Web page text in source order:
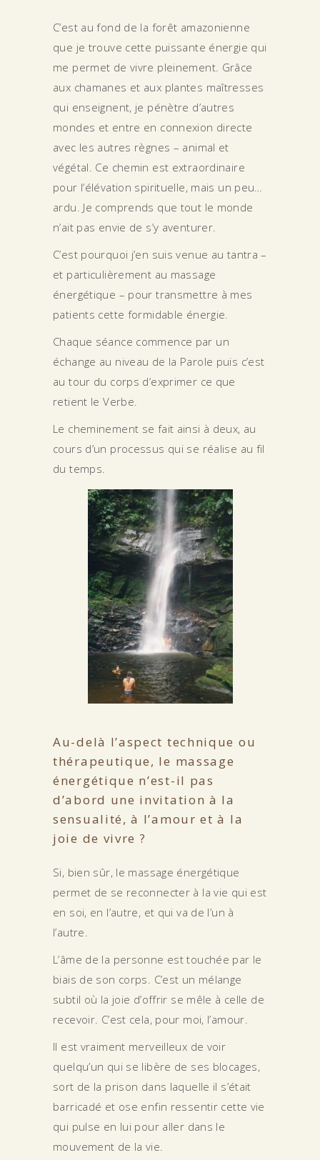
C’est au fond de la forêt amazonienne
que je trouve cette puissante énergie qui
me permet de vivre pleinement. Grâce
aux chamanes et aux plantes maîtresses
qui enseignent, je pénètre d’autres
mondes et entre en connexion directe
avec les autres règnes – animal et
végétal. Ce chemin est extraordinaire
pour l’élévation spirituelle, mais un peu…
ardu. Je comprends que tout le monde
n’ait pas envie de s’y aventurer.
C’est pourquoi j’en suis venue au tantra –
et particulièrement au massage
énergétique – pour transmettre à mes
patients cette formidable énergie.
Chaque séance commence par un
échange au niveau de la Parole puis c’est
au tour du corps d’exprimer ce que
retient le Verbe.
Le cheminement se fait ainsi à deux, au
cours d’un processus qui se réalise au fil
du temps.
Au-delà l’aspect technique ou
thérapeutique, le massage
énergétique n’est-il pas
d’abord une invitation à la
sensualité, à l’amour et à la
joie de vivre ?
Si, bien sûr, le massage énergétique
permet de se reconnecter à la vie qui est
en soi, en l’autre, et qui va de l’un à
l’autre.
L’âme de la personne est touchée par le
biais de son corps. C’est un mélange
subtil où la joie d’offrir se mêle à celle de
recevoir. C’est cela, pour moi, l’amour.
Il est vraiment merveilleux de voir
quelqu’un qui se libère de ses blocages,
sort de la prison dans laquelle il s’était
barricadé et ose enfin ressentir cette vie
qui pulse en lui pour aller dans le
mouvement de la vie.